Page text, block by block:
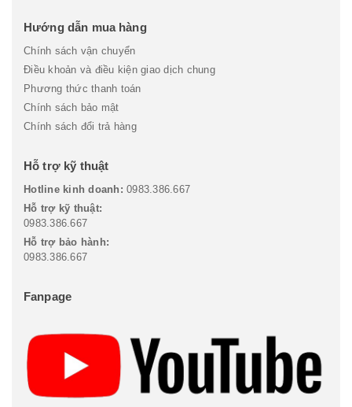
Hướng dẫn mua hàng
Chính sách vận chuyển
Điều khoản và điều kiện giao dịch chung
Phương thức thanh toán
Chính sách bảo mật
Chính sách đổi trả hàng
Hỗ trợ kỹ thuật
Hotline kinh doanh: 0983.386.667
Hỗ trợ kỹ thuật:
0983.386.667
Hỗ trợ bảo hành:
0983.386.667
Fanpage